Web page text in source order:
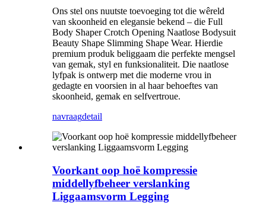
Ons stel ons nuutste toevoeging tot die wêreld
van skoonheid en elegansie bekend – die Full
Body Shaper Crotch Opening Naatlose Bodysuit
Beauty Shape Slimming Shape Wear. Hierdie
premium produk beliggaam die perfekte mengsel
van gemak, styl en funksionaliteit. Die naatlose
lyfpak is ontwerp met die moderne vrou in
gedagte en voorsien in al haar behoeftes van
skoonheid, gemak en selfvertroue.
navraagdetail
Voorkant oop hoë kompressie
middellyfbeheer verslanking
Liggaamsvorm Legging